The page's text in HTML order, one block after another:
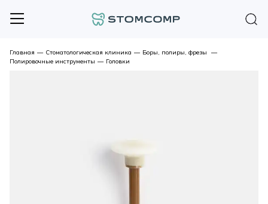
Главная — Стоматологическая клиника — Боры, полиры, фрезы
—
Полировочные инструменты — Головки